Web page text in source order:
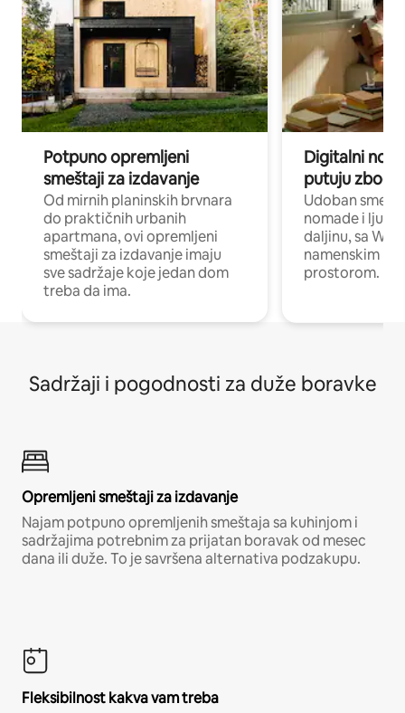
Potpuno opremljeni
smeštaji za izdavanje
Od mirnih planinskih brvnara
do praktičnih urbanih
apartmana, ovi opremljeni
smeštaji za izdavanje imaju
sve sadržaje koje jedan dom
treba da ima.
Digitalni
putuju zbog
Udoban
nomade i ljude
daljinu, sa Wi-
namenskim
prostorom.
Sadržaji i pogodnosti za duže boravke
Opremljeni smeštaji za izdavanje
Najam potpuno opremljenih smeštaja sa kuhinjom i
sadržajima potrebnim za prijatan boravak od mesec
dana ili duže. To je savršena alternativa podzakupu.
Fleksibilnost kakva vam treba